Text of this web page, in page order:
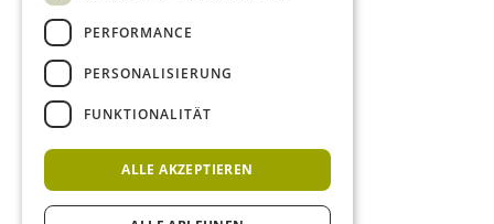
PERFORMANCE
PERSONALISIERUNG
FUNKTIONALITÄT
ALLE AKZEPTIEREN